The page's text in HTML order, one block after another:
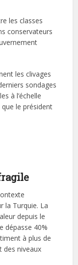
les classes
conservateurs
les clivages
sondages
à l’échelle
le président
la Turquie. La
depuis le
dépasse 40%
à plus de
des niveaux